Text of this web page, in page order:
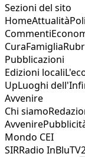
Sezioni del sito
HomeAttualità
Commenti
CuraFamiglia
Pubblicazioni
Edizioni locali
UpLuoghi
Avvenire
Chi siamo
Avvenire
Mondo CEI
SIRRadio InBlu